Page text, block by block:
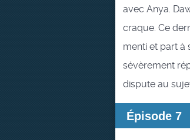
avec Anya.
craque. Ce
menti et part à
sévèrement
dispute au
Épisode 7